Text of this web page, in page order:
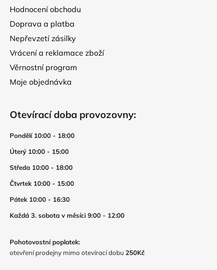
Hodnocení obchodu
Doprava a platba
Nepřevzetí zásilky
Vrácení a reklamace zboží
Věrnostní program
Moje objednávka
Otevírací doba provozovny:
Pondělí 10:00 - 18:00
Úterý 10:00 - 15:00
Středa 10:00 - 18:00
Čtvrtek 10:00 - 15:00
Pátek 10:00 - 16:30
Každá 3. sobota v měsíci 9:00 - 12:00
Pohotovostní poplatek:
otevření prodejny mimo otevírací dobu 250Kč